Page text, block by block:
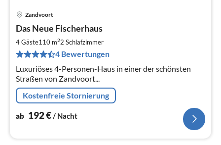
Zandvoort
Das Neue Fischerhaus
4 Gäste110 m22 Schlafzimmer
4 Bewertungen
Luxuriöses 4-Personen-Haus in einer der schönsten
Straßen von Zandvoort...
Kostenfreie Stornierung
ab 192€/ Nacht